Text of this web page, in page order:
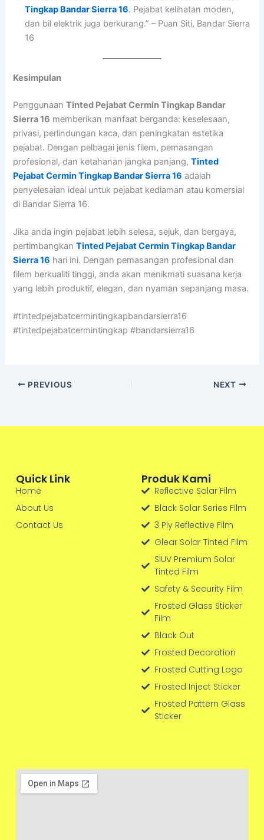
Tingkap Bandar Sierra 16. Pejabat kelihatan moden,
dan bil elektrik juga berkurang.” – Puan Siti, Bandar Sierra
16
Kesimpulan
PenggunaanTinted Pejabat Cermin Tingkap Bandar
Sierra 16 memberikan manfaat berganda: keselesaan,
privasi, perlindungan kaca, dan peningkatan estetika
pejabat. Dengan pelbagai jenis filem, pemasangan
profesional, dan ketahanan jangka panjang,Tinted
Pejabat Cermin Tingkap Bandar Sierra 16 adalah
penyelesaian ideal untuk pejabat kediaman atau komersial
di Bandar Sierra 16.
Jika anda ingin pejabat lebih selesa, sejuk, dan bergaya,
pertimbangkanTinted Pejabat Cermin Tingkap Bandar
Sierra 16 hari ini. Dengan pemasangan profesional dan
filem berkualiti tinggi, anda akan menikmati suasana kerja
yang lebih produktif, elegan, dan nyaman sepanjang masa.
#tintedpejabatcermintingkapbandarsierra16
#tintedpejabatcermintingkap #bandarsierra16
PREVIOUS NEXT
Quick Link
Home
About Us
Contact Us
Produk Kami
Reflective Solar Film
Black Solar Series Film
3 Ply Reflective Film
Glear Solar Tinted Film
SIUV Premium Solar
Tinted Film
Safety & Security Film
Frosted Glass Sticker
Film
Black Out
Frosted Decoration
Frosted Cutting Logo
Frosted Inject Sticker
Frosted Pattern Glass
Sticker